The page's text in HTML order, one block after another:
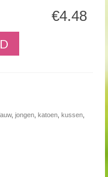
€4.48
, jongen katoen kussen